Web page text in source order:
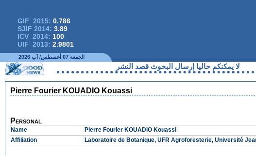
GIF 2015: 0.786
SJIF 2014: 3.89
ICV 2014: 100
UIF 2013: 2.9801
الجمعة 07 أغسطس/ آب 2026
لا يمكنكم حاليا إرسال البحوث قصد النشر
Pierre Fourier KOUADIO Kouassi
Personal
Name
Pierre Fourier KOUADIO Kouassi
Affiliation
Laboratoire de Botanique, UFR Agroforesterie, Université